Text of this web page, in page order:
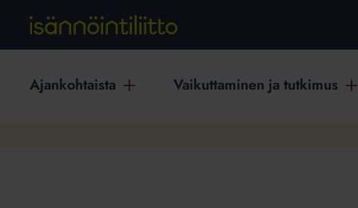
Ajankohtaista Vaikuttaminen ja tutkimus